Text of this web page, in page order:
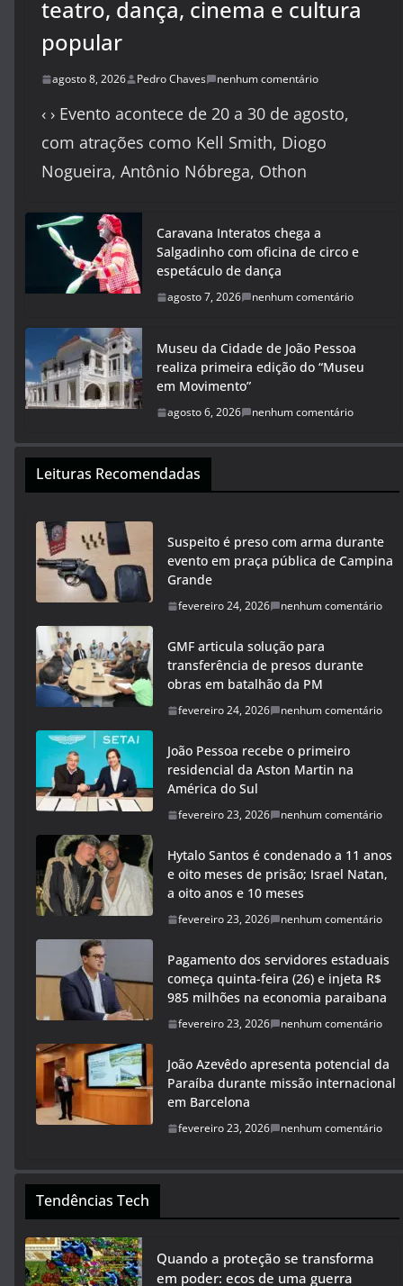
teatro, dança, cinema e cultura
popular
agosto 8, 2026 Pedro Chaves nenhum comentário
‹ › Evento acontece de 20 a 30 de agosto,
com atrações como Kell Smith, Diogo
Nogueira, Antônio Nóbrega, Othon
Caravana Interatos chega a
Salgadinho com oficina de circo e
espetáculo de dança
agosto 7, 2026 nenhum comentário
Museu da Cidade de João Pessoa
realiza primeira edição do “Museu
em Movimento”
agosto 6, 2026 nenhum comentário
Leituras Recomendadas
Suspeito é preso com arma durante
evento em praça pública de Campina
Grande
fevereiro 24, 2026 nenhum comentário
GMF articula solução para
transferência de presos durante
obras em batalhão da PM
fevereiro 24, 2026 nenhum comentário
João Pessoa recebe o primeiro
residencial da Aston Martin na
América do Sul
fevereiro 23, 2026 nenhum comentário
Hytalo Santos é condenado a 11 anos
e oito meses de prisão; Israel Natan,
a oito anos e 10 meses
fevereiro 23, 2026 nenhum comentário
Pagamento dos servidores estaduais
começa quinta-feira (26) e injeta R$
985 milhões na economia paraibana
fevereiro 23, 2026 nenhum comentário
João Azevêdo apresenta potencial da
Paraíba durante missão internacional
em Barcelona
fevereiro 23, 2026 nenhum comentário
Tendências Tech
Quando a proteção se transforma
em poder: ecos de uma guerra